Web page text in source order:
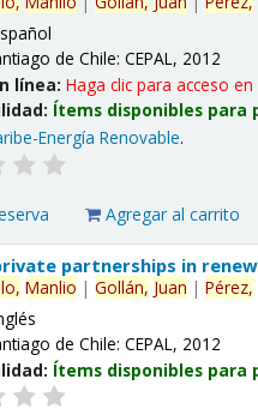
de Chile: CEPAL, 2012
línea:Haga clic para acceso en
Ítems disponibles para
Energía Renovable.
Agregar al carrito
partnerships in
Manlio |Gollán, Juan |Pérez,
de Chile: CEPAL, 2012
Ítems disponibles para